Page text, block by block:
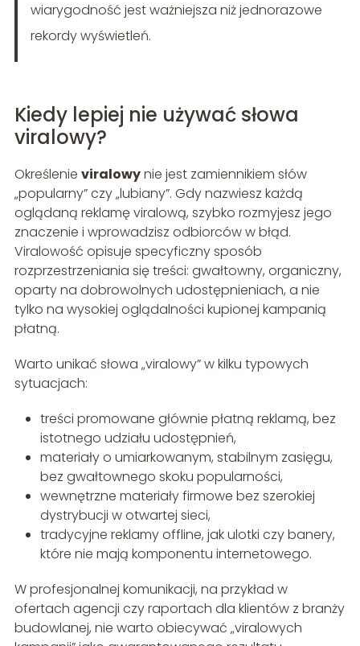
wiarygodność jest ważniejsza niż jednorazowe
rekordy wyświetleń.
Kiedy lepiej nie używać słowa
viralowy?
Określenie viralowynie jest zamiennikiem słów
„popularny” czy „lubiany”. Gdy nazwiesz każdą
oglądaną reklamę viralową, szybko rozmyjesz jego
znaczenie i wprowadzisz odbiorców w błąd.
Viralowość opisuje specyficzny sposób
rozprzestrzeniania się treści: gwałtowny, organiczny,
oparty na dobrowolnych udostępnieniach, a nie
tylko na wysokiej oglądalności kupionej kampanią
płatną.
Warto unikać słowa „viralowy” w kilku typowych
sytuacjach:
treści promowane głównie płatną reklamą, bez
istotnego udziału udostępnień,
materiały o umiarkowanym, stabilnym zasięgu,
bez gwałtownego skoku popularności,
wewnętrzne materiały firmowe bez szerokiej
dystrybucji w otwartej sieci,
tradycyjne reklamy offline, jak ulotki czy banery,
które nie mają komponentu internetowego.
W profesjonalnej komunikacji, na przykład w
ofertach agencji czy raportach dla klientów z branży
budowlanej, nie warto obiecywać „viralowych